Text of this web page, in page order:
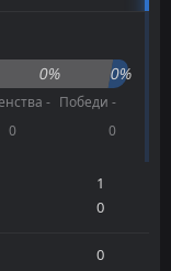
0% 0%
-
0
Победи -
0
1
0
0